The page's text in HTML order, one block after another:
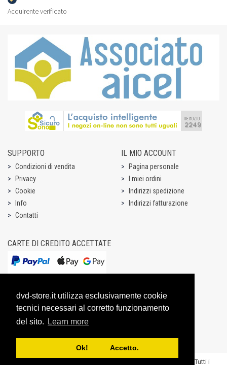
dvd-store.it utilizza esclusivamente cookie
tecnici necessari al corretto funzionamento
del sito.
Learn more
Ok! Accetto.
Acquirente verificato
SUPPORTO
Condizioni di vendita
Privacy
Cookie
Info
Contatti
IL MIO ACCOUNT
Pagina personale
I miei ordini
Indirizzi spedizione
Indirizzi fatturazione
CARTE DI CREDITO ACCETTATE
Copyright @ 2003-2026 Dream Entertainment S.r.l. - P.IVA 07531731003 - “Tutti i